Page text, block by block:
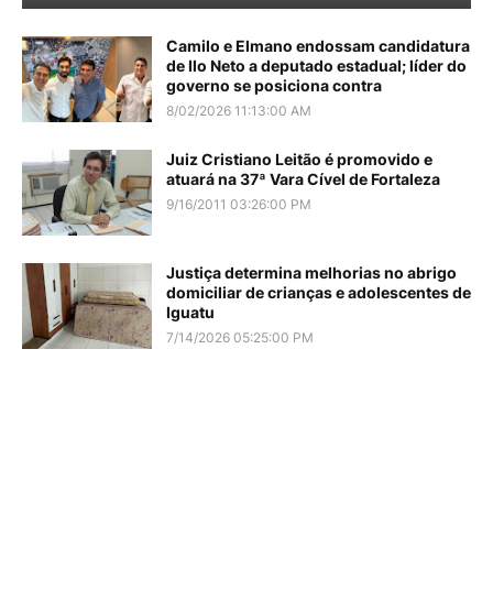
Camilo e Elmano endossam candidatura
de Ilo Neto a deputado estadual; líder do
governo se posiciona contra
8/02/2026 11:13:00 AM
Juiz Cristiano Leitão é promovido e
atuará na 37ª Vara Cível de Fortaleza
9/16/2011 03:26:00 PM
Justiça determina melhorias no abrigo
domiciliar de crianças e adolescentes de
Iguatu
7/14/2026 05:25:00 PM